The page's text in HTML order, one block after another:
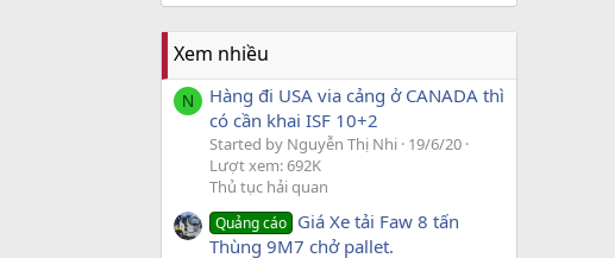
Xem nhiều
N
Hàng đi USA via cảng ở CANADA thì
có cần khai ISF 10+2
Started by Nguyễn Thị Nhi 19/6/20
Lượt xem: 692K
Thủ tục hải quan
Quảng cáo Giá Xe tải Faw 8 tấn
Thùng 9M7 chở pallet.